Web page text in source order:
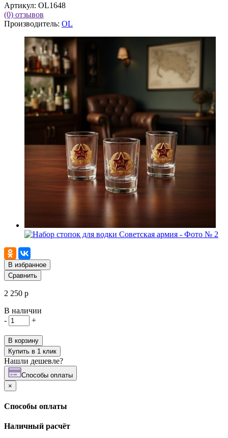
Артикул: OL1648
(0) отзывов
Производитель: OL
В избранное
Сравнить
2 250 р
В наличии
-
+
В корзину
Купить в 1 клик
Нашли дешевле?
Cпособы оплаты
×
Cпособы оплаты
Наличный расчёт